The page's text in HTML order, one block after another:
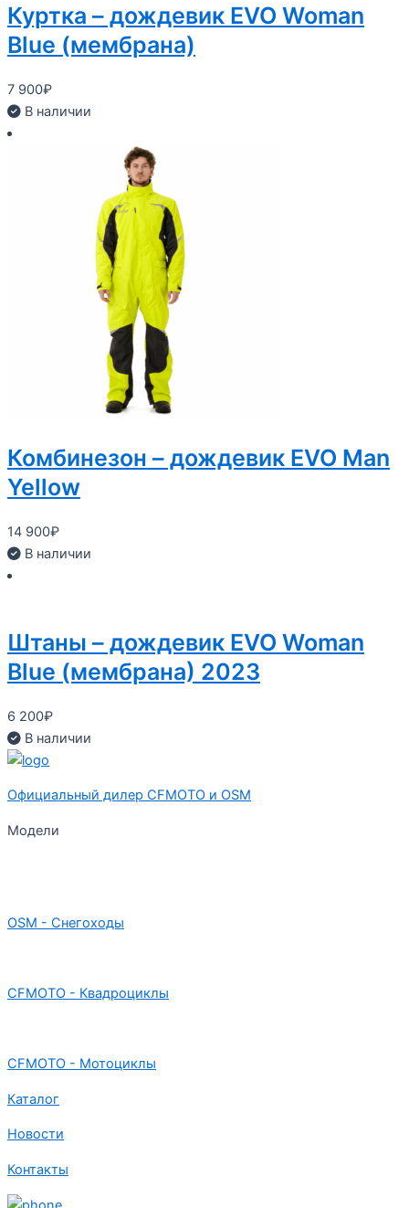
Куртка – дождевик EVO Woman
Blue (мембрана)
7 900₽
В наличии
Комбинезон – дождевик EVO Man
Yellow
14 900₽
В наличии
Штаны – дождевик EVO Woman
Blue (мембрана) 2023
6 200₽
В наличии
Официальный дилер CFMOTO и OSM
Модели
OSM - Снегоходы
CFMOTO - Квадроциклы
CFMOTO - Мотоциклы
Каталог
Новости
Контакты